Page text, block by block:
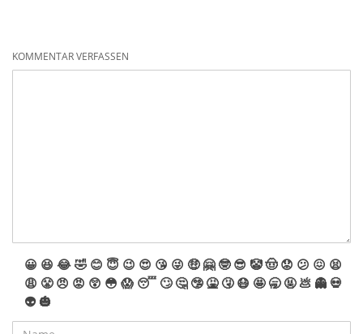
KOMMENTAR VERFASSEN
😀 😆 😂🤣 😊 😇 😉 😍 😘 😜 🤑 🤗 🤓 😎 🤡🤠 😟 😕 😖 😫
😩 😤 😠 😡 😲 😳 😱 😴 🙄 🤔 🤥 🤮 🤧 😷 🤩 🥱 🤬 💩 👻 💀
👽 🎃